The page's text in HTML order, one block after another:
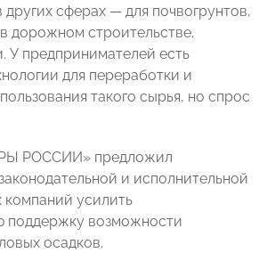
других сферах — для почвогрунтов,
дорожном строительстве,
У предпринимателей есть
для переработки и
такого сырья, но спрос
РОССИИ» предложил
и исполнительной
компаний усилить
поддержку возможности
осадков.